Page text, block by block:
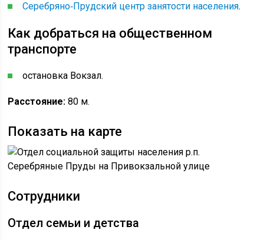
Серебряно‑Прудский центр занятости населения.
Как добраться на общественном
транспорте
остановка Вокзал.
Расстояние:80 м.
Показать на карте
Сотрудники
Отдел семьи и детства